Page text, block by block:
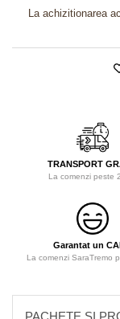
La achizitionarea
TRANSPORT
La comenzi peste
Garantat un
La comenzi SaraTremo